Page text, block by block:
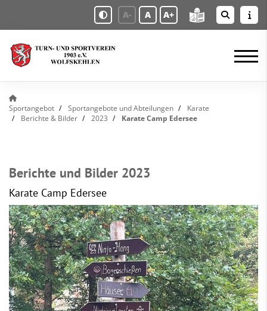
A- A A+
Sportangebot Sportangebote und Abteilungen
Karate
Berichte & Bilder
2023 Karate Camp Edersee
Berichte und Bilder 2023
Karate Camp Edersee